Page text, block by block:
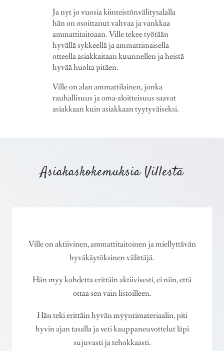
Ja nyt jo vuosia kiinteistönvälitysalalla
hän on osoittanut vahvaa ja vankkaa
ammattitaitoaan. Ville tekee työtään
hyvällä sykkeellä ja ammattimaisella
otteella asiakkaitaan kuunnellen ja heistä
hyvää huolta pitäen.
Ville on alan ammattilainen, jonka
rauhallisuus ja oma-aloitteisuus saavat
asiakkaan kuin asiakkaan tyytyväiseksi.
Asiakaskokemuksia Villestä
Ville on aktiivinen, ammattitaitoinen ja miellyttävän
hyväkäytöksinen välittäjä.
Hän myy kohdetta erittäin aktiivisesti, ei niin, että
ottaa sen vain listoilleen.
Hän teki erittäin hyvän myyntimateriaalin, piti
hyvin ajan tasalla ja veti kauppaneuvottelut läpi
sujuvasti ja tehokkaasti.